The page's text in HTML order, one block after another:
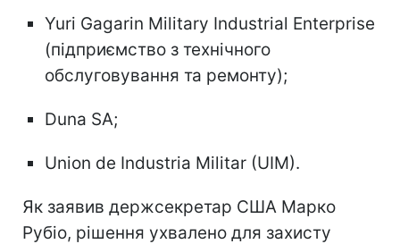
Yuri Gagarin Military Industrial Enterprise
(підприємство з технічного
обслуговування та ремонту);
Duna SA;
Union de Industria Militar (UIM).
Як заявив держсекретар США Марко
Рубіо, рішення ухвалено для захисту